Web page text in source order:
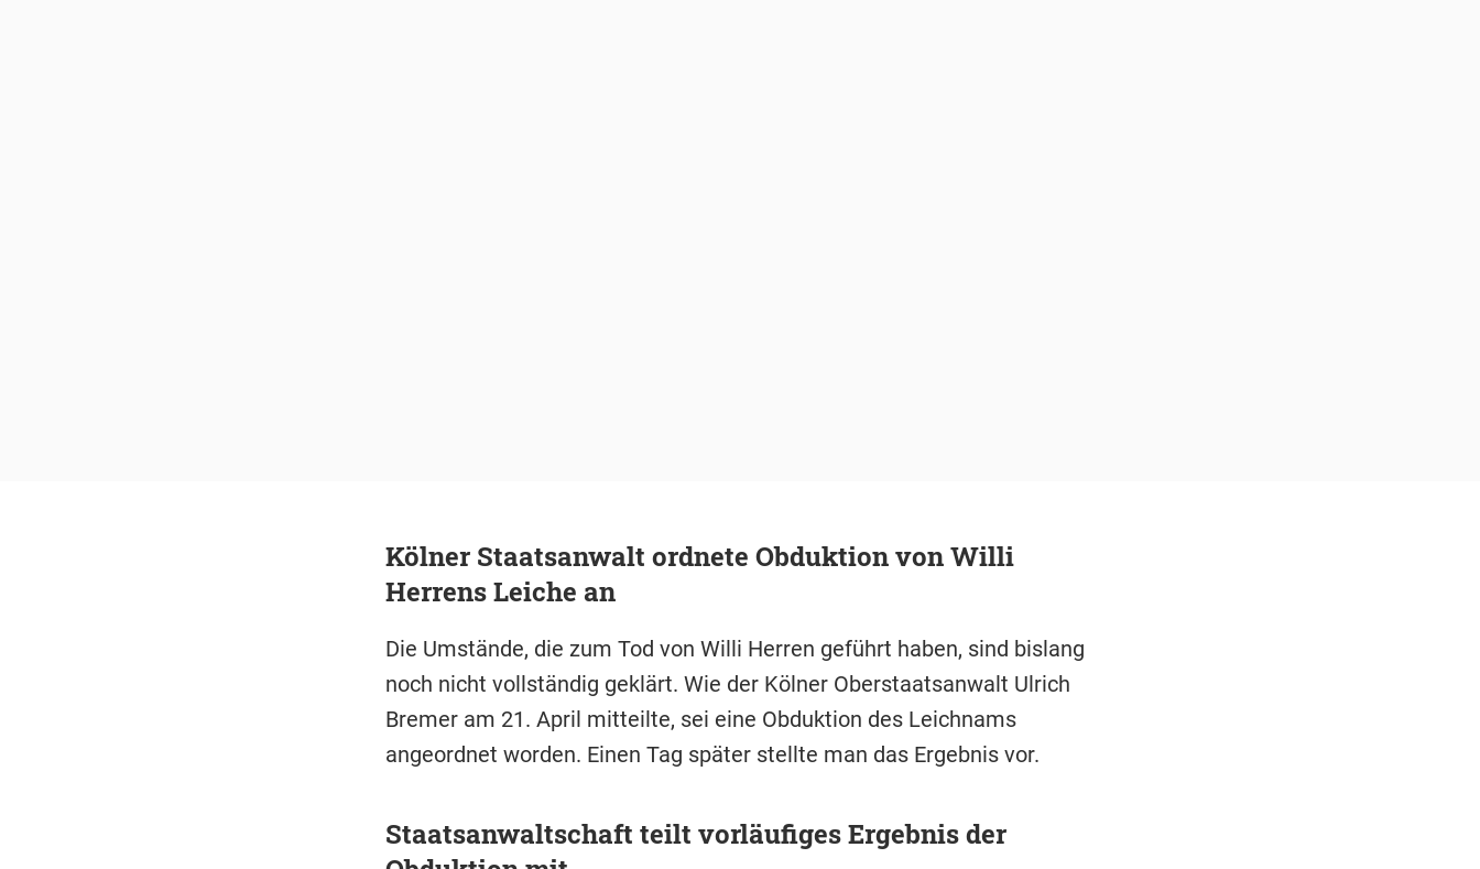
Kölner Staatsanwalt ordnete Obduktion von Willi
Herrens Leiche an
Die Umstände, die zum Tod von Willi Herren geführt haben, sind bislang
noch nicht vollständig geklärt. Wie der Kölner Oberstaatsanwalt Ulrich
Bremer am 21. April mitteilte, sei eine Obduktion des Leichnams
angeordnet worden. Einen Tag später stellte man das Ergebnis vor.
Staatsanwaltschaft teilt vorläufiges Ergebnis der